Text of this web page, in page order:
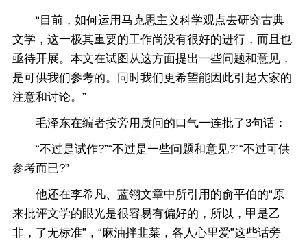
“目前，如何运用马克思主义科学观点去研究古典
文学，这一极其重要的工作尚没有很好的进行，而且也
亟待开展。本文在试图从这方面提出一些问题和意见，
是可供我们参考的。同时我们更希望能因此引起大家的
注意和讨论。”
毛泽东在编者按旁用质问的口气一连批了3句话：
“不过是试作?”“不过是一些问题和意见?”“不过可供
参考而已?”
他还在李希凡、蓝翎文章中所引用的俞平伯的“原
来批评文学的眼光是很容易有偏好的，所以，甲是乙
非，了无标准”，“麻油拌韭菜，各人心里爱”这些话旁